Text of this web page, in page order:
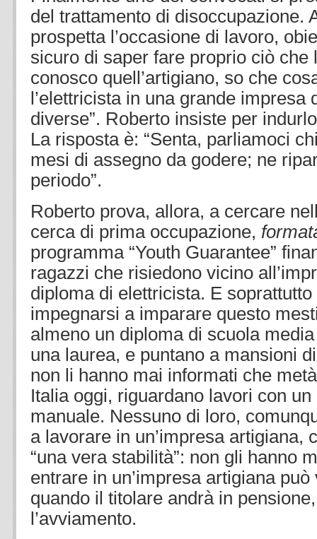
del trattamento di disoccupazione.
prospetta l’occasione di lavoro,
sicuro di saper fare proprio ciò che
conosco quell’artigiano, so che
l’elettricista in una grande
diverse”. Roberto insiste per
La risposta è: “Senta, parliamoci
mesi di assegno da godere; ne
periodo”.
Roberto prova, allora, a cercare
cerca di prima occupazione,
programma “Youth Guarantee”
ragazzi che risiedono vicino
diploma di elettricista. E
impegnarsi a imparare questo
almeno un diploma di scuola
una laurea, e puntano a mansioni
non li hanno mai informati che
Italia oggi, riguardano lavori con
manuale. Nessuno di loro,
a lavorare in un’impresa artigiana,
“una vera stabilità”: non gli hanno
entrare in un’impresa artigiana
quando il titolare andrà in
l’avviamento.